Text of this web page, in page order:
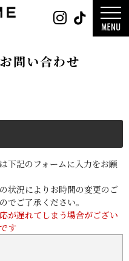
問い合わせ
下記のフォームに入力をお願
状況によりお時間の変更のご
でご了承ください。
遅れてしまう場合がござい
す
2026年
2025年
2024年
2階建て
Rustic -ラ
BETON -
ン-
AMBRE -ア
ル-
0800-
888-
2003
営業時
間9:30
～